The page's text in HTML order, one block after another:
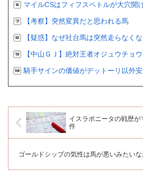
マイルCSはフィフスペトルが大穴開
【考察】突然変異だと思われる馬
【疑惑】なぜ社台馬は突然走らなく
【中山ＧＪ】絶対王者オジュウチョ
騎手サインの価値がデットーリ以外
イスラボニータの戦歴
件
ゴールドシップの気性は馬が悪いみたい